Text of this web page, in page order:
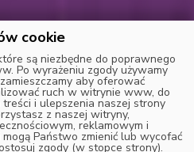
Alto Adige)
cookie
są niezbędne do poprawnego
Po wyrażeniu zgody używamy
aby oferować
ruch w witrynie www, do
i ulepszenia naszej strony
z naszej witryny,
reklamowym i
Państwo zmienić lub wycofać
zgody (w stopce strony).